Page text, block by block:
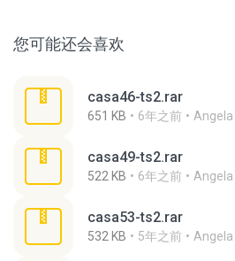
您可能还会喜欢
casa46-ts2.rar
651 KB 6年之前 Angela
casa49-ts2.rar
522 KB 6年之前 Angela
casa53-ts2.rar
532 KB 5年之前 Angela